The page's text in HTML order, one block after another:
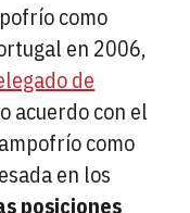
como
en 2006,
de
acuerdo con el
como
en los
posiciones